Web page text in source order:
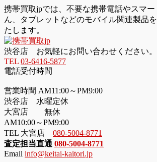
携帯買取jpでは、不要な携帯電話やスマ
ん、タブレットなどのモバイル関連製品
たします。
渋谷店 お気軽にお問い合わせください。
TEL 03-6416-5877
電話受付時間
営業時間 AM11:00～PM9:00
渋谷店 水曜定休
大宮店 無休
AM10:00～PM9:00
TEL 大宮店 080-5004-8771
査定担当直通 080-5004-8771
Email info@keitai-kaitori.jp